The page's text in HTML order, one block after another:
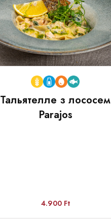
Тальятелле з лососем
Parajos
4.900 Ft